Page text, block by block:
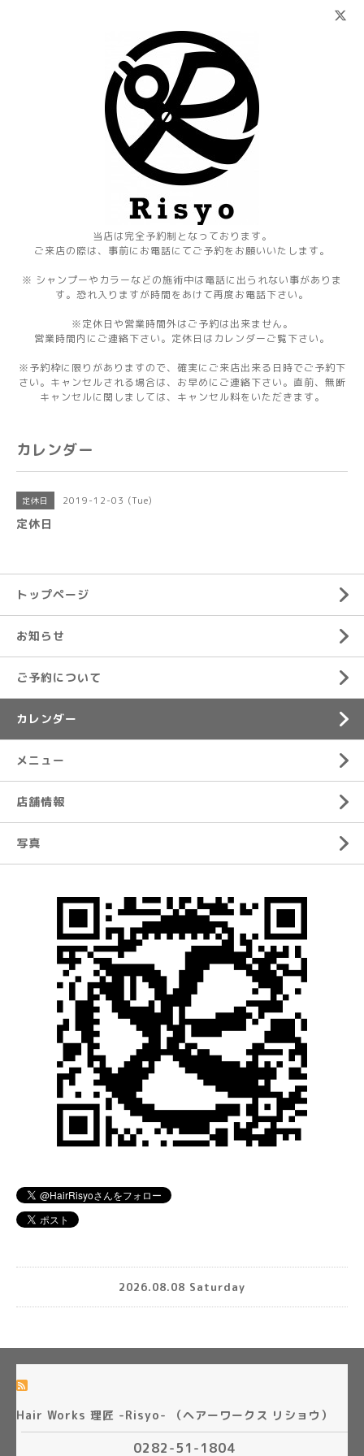
当店は完全予約制となっております。
ご来店の際は、事前にお電話にてご予約をお願いいたします。
※ シャンプーやカラーなどの施術中は電話に出られない事がありま
す。恐れ入りますが時間をあけて再度お電話下さい。
※定休日や営業時間外はご予約は出来ません。
営業時間内にご連絡下さい。定休日はカレンダーご覧下さい。
※予約枠に限りがありますので、確実にご来店出来る日時でご予約下
さい。キャンセルされる場合は、お早めにご連絡下さい。直前、無断
キャンセルに関しましては、キャンセル料をいただきます。
カレンダー
定休日 2019-12-03 (Tue)
定休日
トップページ
お知らせ
ご予約について
カレンダー
メニュー
店舗情報
写真
2026.08.08 Saturday
Hair Works 理匠 -Risyo- （ヘアーワークス リショウ）
0282-51-1804